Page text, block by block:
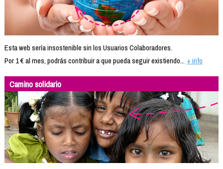
Esta web sería insostenible sin los Usuarios Colaboradores.
Por 1 € al mes, podrás contribuir a que pueda seguir existiendo... + info
Camino solidario